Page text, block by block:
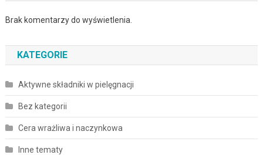
Brak komentarzy do wyświetlenia.
KATEGORIE
Aktywne składniki w pielęgnacji
Bez kategorii
Cera wrażliwa i naczynkowa
Inne tematy